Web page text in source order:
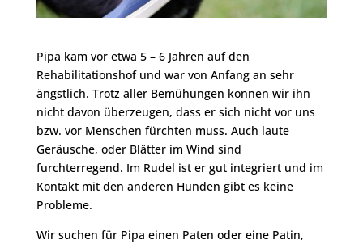
Pipa kam vor etwa 5 – 6 Jahren auf den
Rehabilitationshof und war von Anfang an sehr
ängstlich. Trotz aller Bemühungen konnen wir ihn
nicht davon überzeugen, dass er sich nicht vor uns
bzw. vor Menschen fürchten muss. Auch laute
Geräusche, oder Blätter im Wind sind
furchterregend. Im Rudel ist er gut integriert und im
Kontakt mit den anderen Hunden gibt es keine
Probleme.
Wir suchen für Pipa einen Paten oder eine Patin,